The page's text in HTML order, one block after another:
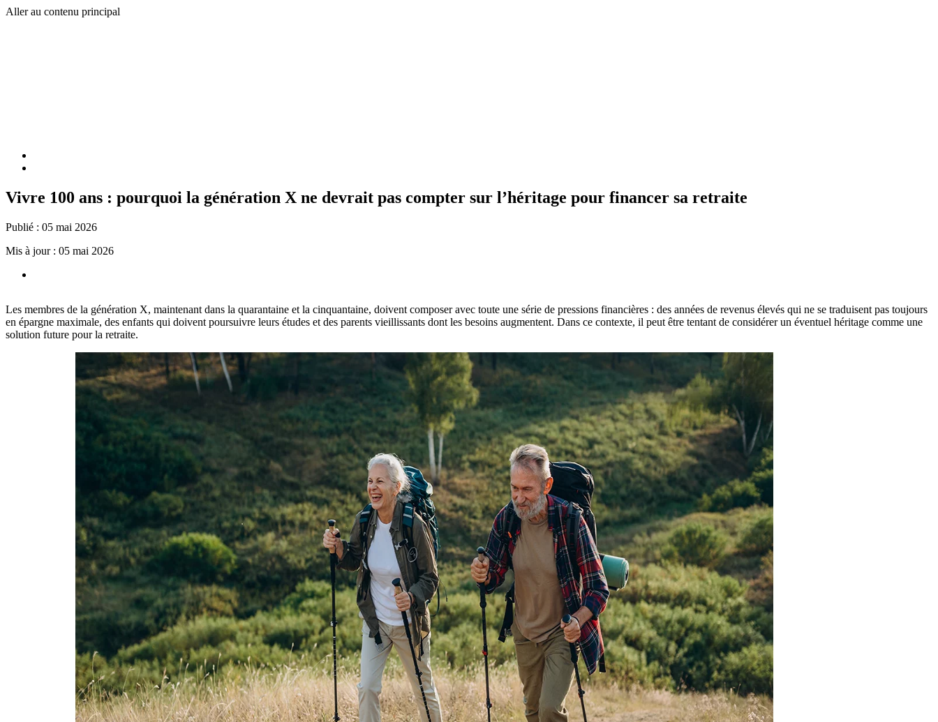
Aller au contenu principal
Vivre 100 ans : pourquoi la génération X ne devrait pas compter sur l’héritage pour financer sa retraite
Publié : 05 mai 2026
Mis à jour : 05 mai 2026
Les membres de la génération X, maintenant dans la quarantaine et la cinquantaine, doivent composer avec toute une série de pressions financières : des années de revenus élevés qui ne se traduisent pas toujours
en épargne maximale, des enfants qui doivent poursuivre leurs études et des parents vieillissants dont les besoins augmentent. Dans ce contexte, il peut être tentant de considérer un éventuel héritage comme une
solution future pour la retraite.